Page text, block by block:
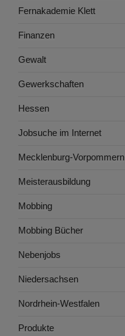
Fernakademie Klett
Finanzen
Gewalt
Gewerkschaften
Hessen
Jobsuche im Internet
Mecklenburg-Vorpommern
Meisterausbildung
Mobbing
Mobbing Bücher
Nebenjobs
Niedersachsen
Nordrhein-Westfalen
Produkte